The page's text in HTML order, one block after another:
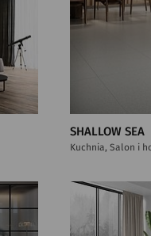
SHALLOW SEA
Kuchnia, Salon i